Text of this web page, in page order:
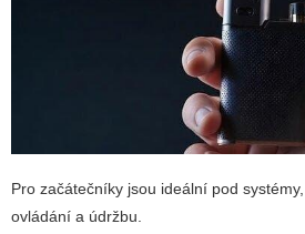
Pro začátečníky jsou ideální pod
ovládání a údržbu.